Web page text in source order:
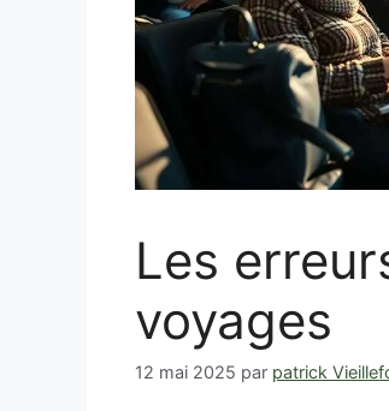
Les
voyages
12 mai 2025 par patrick